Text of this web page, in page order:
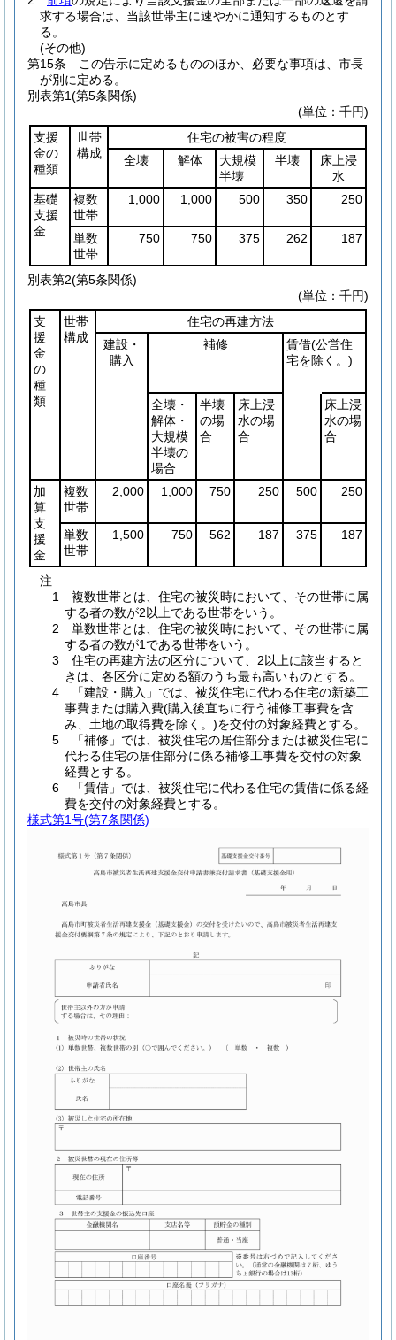
求する場合は、当該世帯主に速やかに通知するものとす
る。
(その他)
第15条
この告示に定めるもののほか、必要な事項は、市長
が別に定める。
別表第1(第5条関係)
(単位：千円)
支援
金の
種類
世帯
構成
住宅の被害の程度
全壊
解体
大規模
半壊
半壊
床上浸
水
基礎
支援
金
複数
世帯
1,000 1,000 500 350 250
単数
世帯
750 750 375 262 187
別表第2(第5条関係)
(単位：千円)
支
援
金
の
種
類
世帯
構成
住宅の再建方法
建設・
購入
補修 賃借(公営住
宅を除く。)
全壊・
解体・
大規模
半壊の
場合
半壊
の場
合
床上浸
水の場
合
床上浸
水の場
合
加
算
支
援
金
複数
世帯
2,000 1,000 750 250 500 250
単数
世帯
1,500 750 562 187 375 187
注
1 複数世帯とは、住宅の被災時において、その世帯に属
する者の数が2以上である世帯をいう。
2 単数世帯とは、住宅の被災時において、その世帯に属
する者の数が1である世帯をいう。
3 住宅の再建方法の区分について、2以上に該当すると
きは、各区分に定める額のうち最も高いものとする。
4 「建設・購入」では、被災住宅に代わる住宅の新築工
事費または購入費(購入後直ちに行う補修工事費を含
み、土地の取得費を除く。)を交付の対象経費とする。
5 「補修」では、被災住宅の居住部分または被災住宅に
代わる住宅の居住部分に係る補修工事費を交付の対象
経費とする。
6 「賃借」では、被災住宅に代わる住宅の賃借に係る経
費を交付の対象経費とする。
様式第1号(第7条関係)